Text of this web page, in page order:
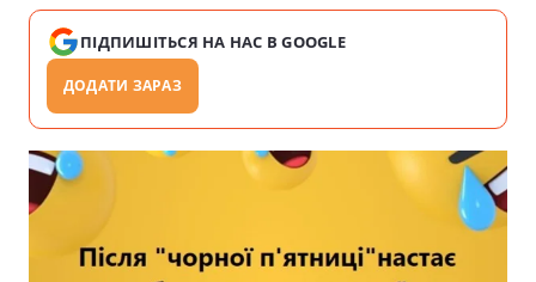
ПІДПИШІТЬСЯ НА НАС В GOOGLE
ДОДАТИ ЗАРАЗ